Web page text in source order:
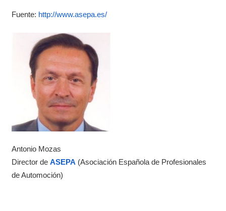
Fuente: http://www.asepa.es/
Antonio Mozas
Director de ASEPA (Asociación Española de Profesionales
de Automoción)